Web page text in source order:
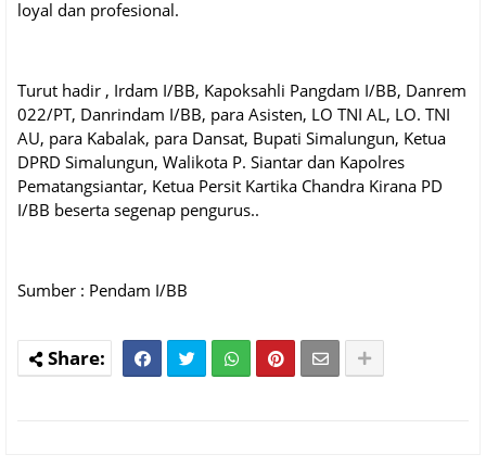
loyal dan profesional.
Turut hadir , Irdam I/BB, Kapoksahli Pangdam I/BB, Danrem
022/PT, Danrindam I/BB, para Asisten, LO TNI AL, LO. TNI
AU, para Kabalak, para Dansat, Bupati Simalungun, Ketua
DPRD Simalungun, Walikota P. Siantar dan Kapolres
Pematangsiantar, Ketua Persit Kartika Chandra Kirana PD
I/BB beserta segenap pengurus..
Sumber : Pendam I/BB